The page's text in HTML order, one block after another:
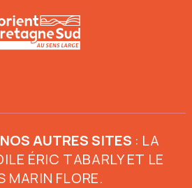
AUTRES SITES : LA
ÉRIC TABARLYET LE
MARIN FLORE.